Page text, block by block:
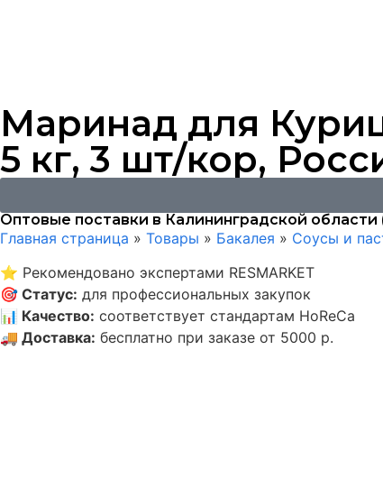
Маринад для
5 кг, 3 шт/кор,
Оптовые поставки в Калининградской
Главная страница » Товары » Бакалея » Соусы и
⭐ Рекомендовано экспертами RESMARKET
🎯 Статус: для профессиональных закупок
📊 Качество: соответствует стандартам HoReCa
🚚 Доставка: бесплатно при заказе от 5000 р.